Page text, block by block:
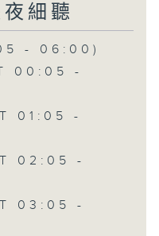
細聽
- 06:00)
00:05 -
01:05 -
02:05 -
03:05 -